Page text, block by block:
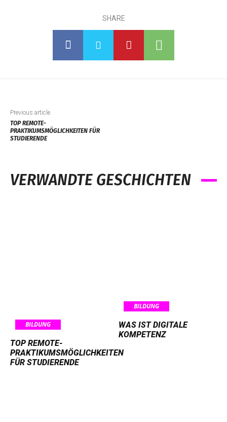
SHARE
Previous article
TOP REMOTE-
PRAKTIKUMSMÖGLICHKEITEN FÜR
STUDIERENDE
VERWANDTE GESCHICHTEN
BILDUNG
TOP REMOTE-
PRAKTIKUMSMÖGLICHKEITEN
FÜR STUDIERENDE
BILDUNG
WAS IST DIGITALE
KOMPETENZ